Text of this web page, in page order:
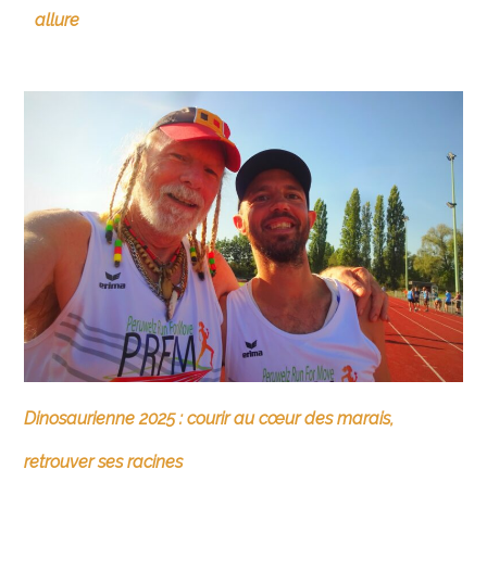
allure
Dinosaurienne 2025 : courir au cœur des marais,
retrouver ses racines